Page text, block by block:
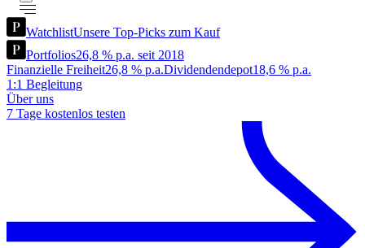
WatchlistUnsere Top-Picks zum Kauf
Portfolios26,8 % p.a. seit 2018
Finanzielle Freiheit26,8 % p.a.Dividendendepot18,6 % p.a.
1:1 Begleitung
Über uns
7 Tage kostenlos testen